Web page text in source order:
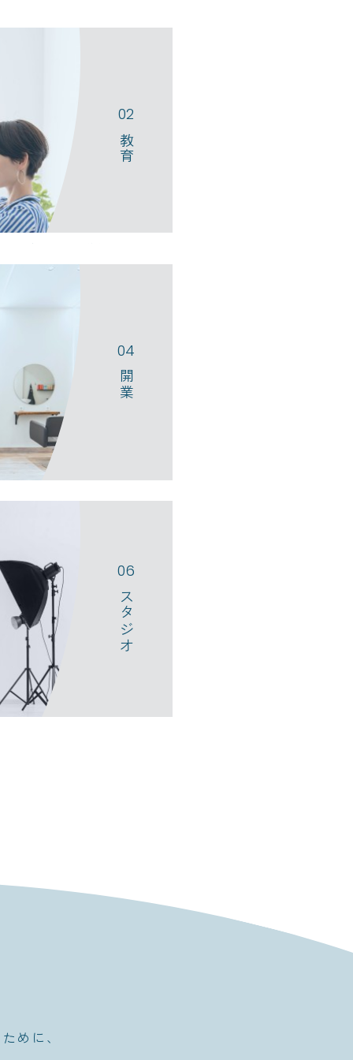
教育
トなどを企画開催しています。
まざまな企画で応援していま
開業
ジョンを明確にして進めるこ
スタジオ
めに、